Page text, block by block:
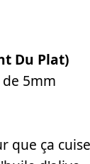
Du Plat)
5mm
que ça